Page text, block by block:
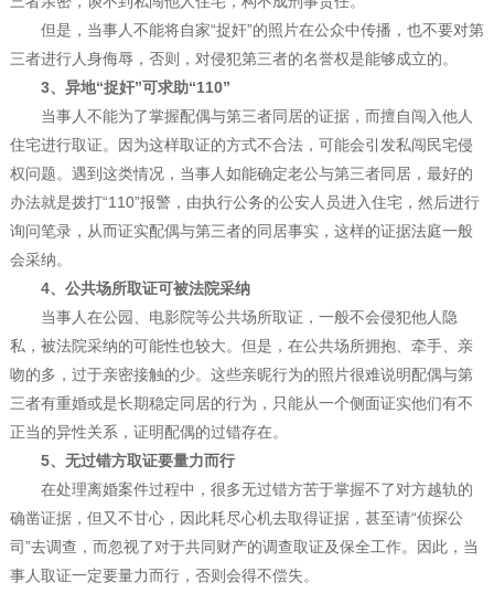
但是，当事人不能将自家“捉奸”的照片在公众中传播，也不要对第
三者进行人身侮辱，否则，对侵犯第三者的名誉权是能够成立的。
3、异地“捉奸”可求助“110”
当事人不能为了掌握配偶与第三者同居的证据，而擅自闯入他人
住宅进行取证。因为这样取证的方式不合法，可能会引发私闯民宅侵
权问题。遇到这类情况，当事人如能确定老公与第三者同居，最好的
办法就是拨打“110”报警，由执行公务的公安人员进入住宅，然后进行
询问笔录，从而证实配偶与第三者的同居事实，这样的证据法庭一般
会采纳。
4、公共场所取证可被法院采纳
当事人在公园、电影院等公共场所取证，一般不会侵犯他人隐
私，被法院采纳的可能性也较大。但是，在公共场所拥抱、牵手、亲
吻的多，过于亲密接触的少。这些亲昵行为的照片很难说明配偶与第
三者有重婚或是长期稳定同居的行为，只能从一个侧面证实他们有不
正当的异性关系，证明配偶的过错存在。
5、无过错方取证要量力而行
在处理离婚案件过程中，很多无过错方苦于掌握不了对方越轨的
确凿证据，但又不甘心，因此耗尽心机去取得证据，甚至请“侦探公
司”去调查，而忽视了对于共同财产的调查取证及保全工作。因此，当
事人取证一定要量力而行，否则会得不偿失。